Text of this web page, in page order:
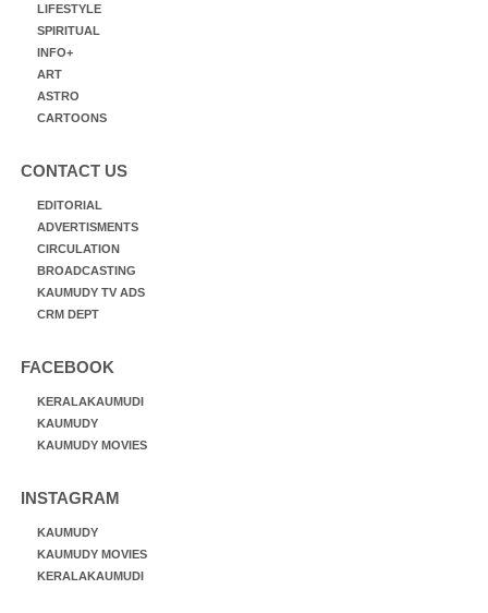
LIFESTYLE
SPIRITUAL
INFO+
ART
ASTRO
CARTOONS
CONTACT US
EDITORIAL
ADVERTISMENTS
CIRCULATION
BROADCASTING
KAUMUDY TV ADS
CRM DEPT
FACEBOOK
KERALAKAUMUDI
KAUMUDY
KAUMUDY MOVIES
INSTAGRAM
KAUMUDY
KAUMUDY MOVIES
KERALAKAUMUDI